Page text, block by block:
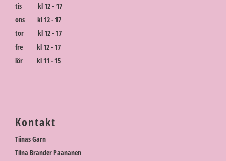
tis kl 12 - 17
ons kl 12 - 17
tor kl 12 - 17
fre kl 12 - 17
lör kl 11 - 15
Kontakt
Tiinas Garn
Tiina Brander Paananen